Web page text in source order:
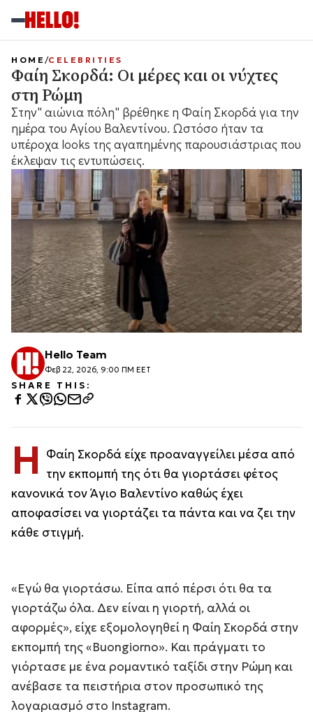
HOME CELEBRITIES
Φαίη Σκορδά: Οι μέρες και οι νύχτες
στη Ρώμη
Στην" αιώνια πόλη" βρέθηκε η Φαίη Σκορδά για την
ημέρα του Αγίου Βαλεντίνου. Ωστόσο ήταν τα
υπέροχα looks της αγαπημένης παρουσιάστριας που
έκλεψαν τις εντυπώσεις.
Hello Team
Φεβ 22, 2026, 9:00 ΠΜ EET
SHARE THIS:
Η Φαίη Σκορδά είχε προαναγγείλει μέσα από
την εκπομπή της ότι θα γιορτάσει φέτος
κανονικά τον Άγιο Βαλεντίνο καθώς έχει
αποφασίσει να γιορτάζει τα πάντα και να ζει την
κάθε στιγμή.
«Εγώ θα γιορτάσω. Είπα από πέρσι ότι θα τα
γιορτάζω όλα. Δεν είναι η γιορτή, αλλά οι
αφορμές», είχε εξομολογηθεί η Φαίη Σκορδά στην
εκπομπή της «Buongiorno». Και πράγματι το
γιόρτασε με ένα ρομαντικό ταξίδι στην Ρώμη και
ανέβασε τα πειστήρια στον προσωπικό της
λογαριασμό στο Instagram.